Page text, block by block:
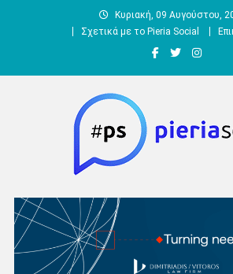
Κυριακή, 09 Αυγούστου,
Σχετικά με το Pieria Social
Pieria Social